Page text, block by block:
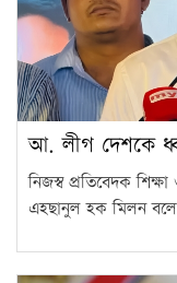
আ. লীগ দেশকে
নিজস্ব প্রতিবেদক
এহছানুল হক মিলন